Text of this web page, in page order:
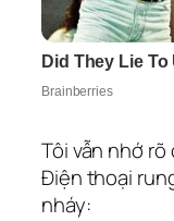
Tôi vẫn nhớ
Điện thoại
nháy: